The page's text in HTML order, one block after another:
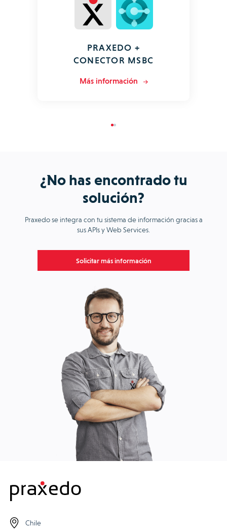
PRAXEDO +
CONECTOR MSBC
Más información
¿No has encontrado tu
solución?
Praxedo se integra con tu sistema de información gracias a
sus APIs y Web Services.
Solicitar más información
Chile